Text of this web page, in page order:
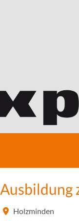
Ausbildung
Holzminden